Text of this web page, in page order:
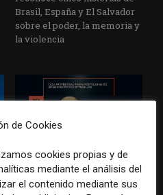
Brasil, España y El Salvador
sobre el poder, la memoria y
la violencia
ADEPA crea un premio
especial para la mejor
de Cookies
cookies propias y de
mediante el análisis del
el contenido mediante sus